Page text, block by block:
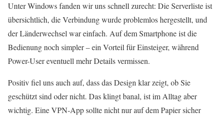
Unter Windows fanden wir uns schnell zurecht: Die Serverliste ist
übersichtlich, die Verbindung wurde problemlos hergestellt, und
der Länderwechsel war einfach. Auf dem Smartphone ist die
Bedienung noch simpler – ein Vorteil für Einsteiger, während
Power-User eventuell mehr Details vermissen.
Positiv fiel uns auch auf, dass das Design klar zeigt, ob Sie
geschützt sind oder nicht. Das klingt banal, ist im Alltag aber
wichtig. Eine VPN-App sollte nicht nur auf dem Papier sicher